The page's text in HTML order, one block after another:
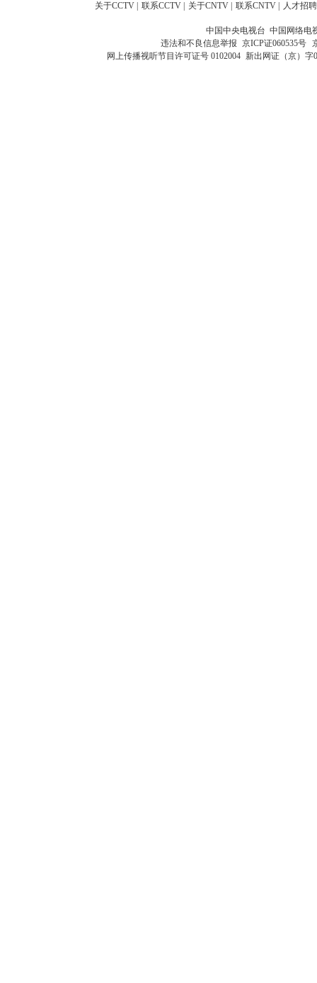
关于CCTV 联系CCTV 关于CNTV 联系CNTV 人才招聘
中国中央电视台 中国网络电
违法和不良信息举报 京ICP证060535号
网上传播视听节目许可证号 0102004 新出网证（京）